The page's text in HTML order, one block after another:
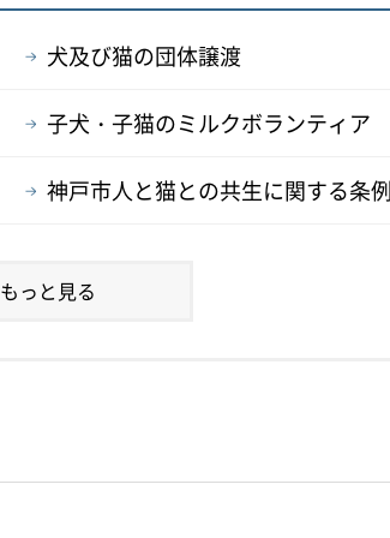
犬及び猫の団体譲渡
子犬・子猫のミルクボランティア
神戸市人と猫との共生に関する条例
もっと見る